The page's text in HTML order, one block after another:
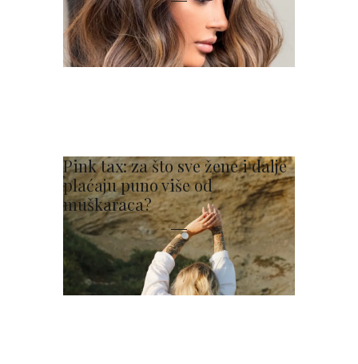
Pink tax: za što sve žene i dalje
plaćaju puno više od
muškaraca?